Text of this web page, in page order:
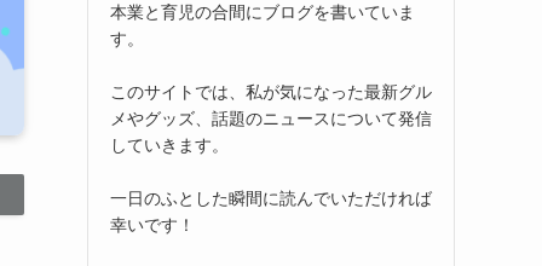
本業と育児の合間にブログを書いていま
す。
このサイトでは、私が気になった最新グル
メやグッズ、話題のニュースについて発信
していきます。
一日のふとした瞬間に読んでいただければ
幸いです！